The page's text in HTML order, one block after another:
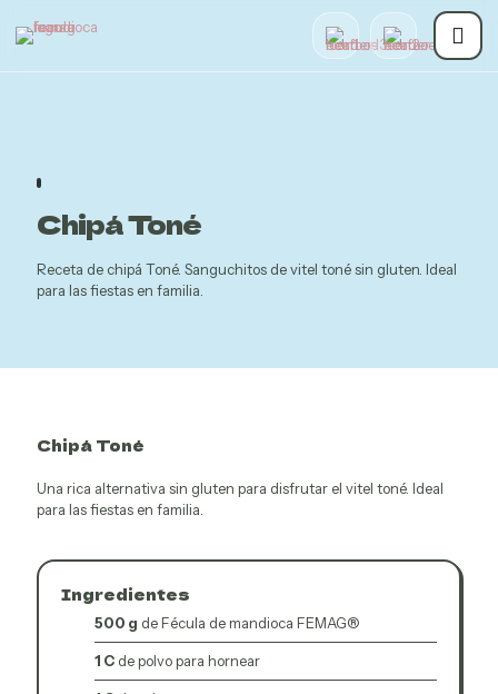
Chipá Toné
Receta de chipá Toné. Sanguchitos de vitel toné sin gluten. Ideal
para las fiestas en familia.
Chipá Toné
Una rica alternativa sin gluten para disfrutar el vitel toné. Ideal
para las fiestas en familia.
Ingredientes
500 g de Fécula de mandioca FEMAG®
1 C de polvo para hornear